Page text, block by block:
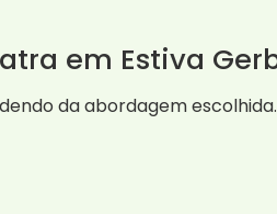
em Estiva
da abordagem